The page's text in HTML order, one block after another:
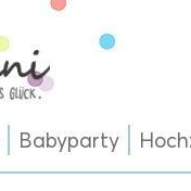
Babyparty